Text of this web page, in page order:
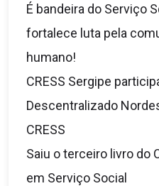
É bandeira do Serviço
fortalece luta pela
humano!
CRESS Sergipe
Descentralizado
CRESS
Saiu o terceiro livro do
em Serviço Social